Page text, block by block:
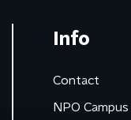
Info
Contact
NPO Campus